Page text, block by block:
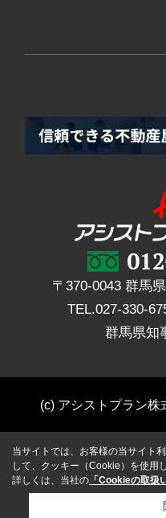
〒370-0043 群馬
TEL.027-330-
群馬県知
(c) アシストプラン
当サイトでは、お客様の当サイト
して、クッキー（Cookie）を使用
詳しくは、当社の 「Cookieの取扱